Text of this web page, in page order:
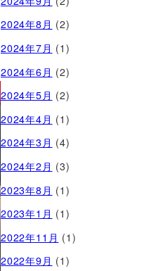
2024年8月 (2)
2024年7月 (1)
2024年6月 (2)
2024年5月 (2)
2024年4月 (1)
2024年3月 (4)
2024年2月 (3)
2023年8月 (1)
2023年1月 (1)
2022年11月 (1)
2022年9月 (1)